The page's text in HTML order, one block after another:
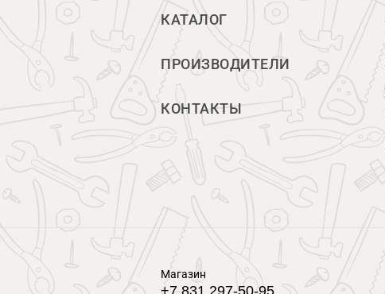
КАТАЛОГ
ПРОИЗВОДИТЕЛИ
КОНТАКТЫ
Магазин
+7 831 297-50-95